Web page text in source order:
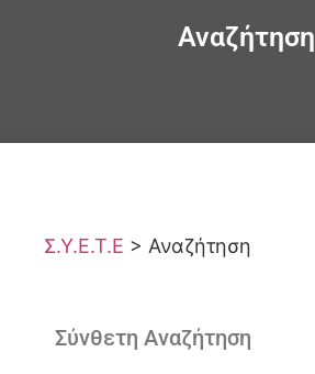
Αναζήτηση
Σ.Υ.Ε.Τ.Ε > Αναζήτηση
Σύνθετη Αναζήτηση